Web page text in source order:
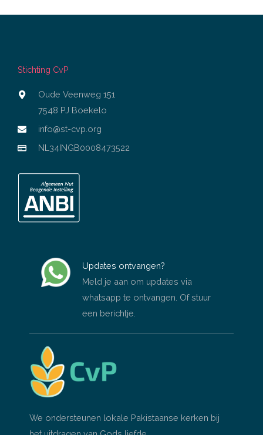
Stichting CvP
Oude Veenweg 151
7548 PJ Boekelo
info@st-cvp.org
NL34INGB0008473522
Updates ontvangen?
Meld je aan om updates via
whatsapp te ontvangen. Of stuur
een berichtje.
We ondersteunen lokale Pakistaanse kerken bij